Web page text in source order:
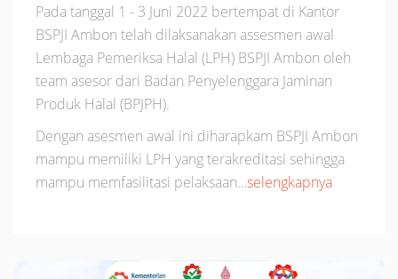
Pada tanggal 1 - 3 Juni 2022 bertempat di Kantor
BSPJI Ambon telah dilaksanakan assesmen awal
Lembaga Pemeriksa Halal (LPH) BSPJI Ambon oleh
team asesor dari Badan Penyelenggara Jaminan
Produk Halal (BPJPH).
Dengan asesmen awal ini diharapkam BSPJI Ambon
mampu memiliki LPH yang terakreditasi sehingga
mampu memfasilitasi pelaksaan…selengkapnya